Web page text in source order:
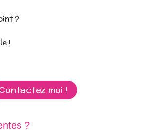
?
!
moi !
?